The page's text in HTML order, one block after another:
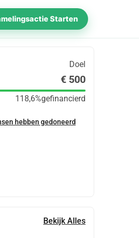
Starten
Doel
€ 500
118,6%gefinancierd
hebben gedoneerd
Bekijk Alles